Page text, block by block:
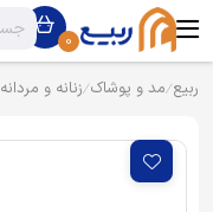
0
ربیع مد و پوشاک زنانه و مردانه